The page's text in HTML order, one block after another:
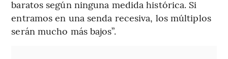
baratos según ninguna medida histórica. Si
entramos en una senda recesiva, los múltiplos
serán mucho más bajos”.